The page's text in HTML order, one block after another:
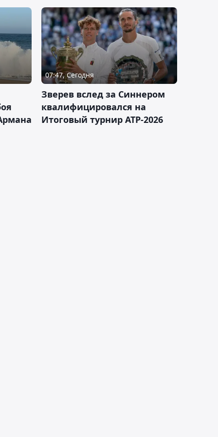
07:47, Сегодня
Зверев вслед за Синнером
квалифицировался на
Итоговый турнир ATP-2026